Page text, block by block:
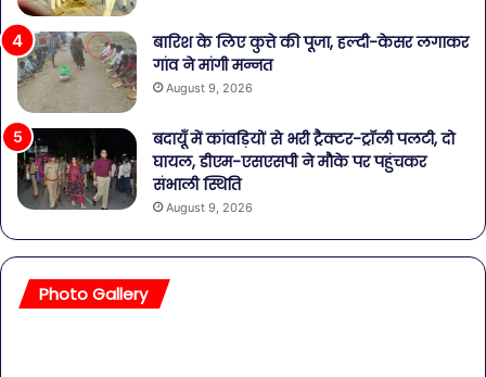
बारिश के लिए कुत्ते की पूजा, हल्दी-केसर लगाकर
गांव ने मांगी मन्नत
August 9, 2026
बदायूँ में कांवड़ियों से भरी ट्रैक्टर-ट्रॉली पलटी, दो
घायल, डीएम-एसएसपी ने मौके पर पहुंचकर
संभाली स्थिति
August 9, 2026
Photo Gallery